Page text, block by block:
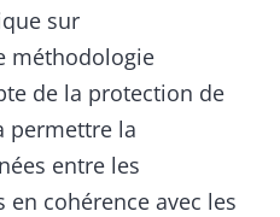
sur
méthodologie
de la protection de
permettre la
entre les
cohérence avec les